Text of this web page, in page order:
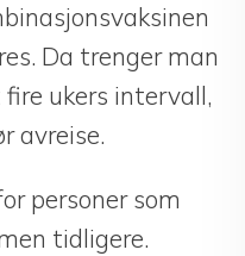
Da trenger man
ukers intervall,
avreise.
personer som
tidligere.